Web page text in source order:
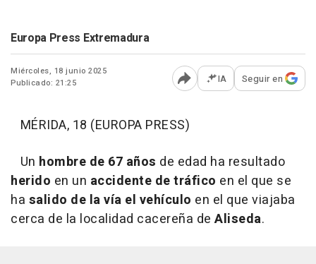
Europa Press Extremadura
Miércoles, 18 junio 2025
Publicado: 21:25
Abrir opciones para
IA Seguir en
MÉRIDA, 18 (EUROPA PRESS)
Un hombre de 67 años de edad ha resultado
herido en un accidente de tráfico en el que se
ha salido de la vía el vehículo en el que viajaba
cerca de la localidad cacereña de Aliseda.